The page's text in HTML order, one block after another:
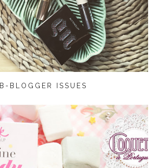
B-BLOGGER ISSUES